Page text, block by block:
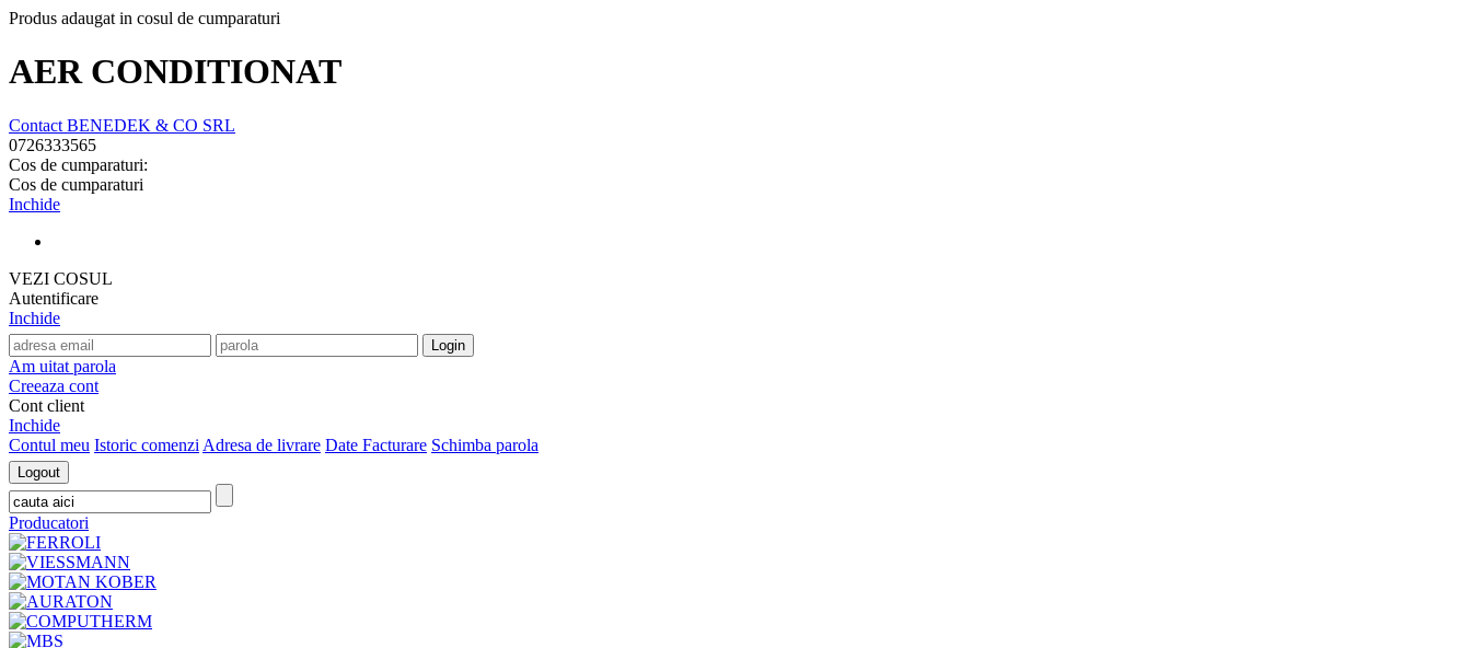
Produs adaugat in cosul de cumparaturi
AER CONDITIONAT
Contact BENEDEK & CO SRL
0726333565
Cos de cumparaturi:
Cos de cumparaturi
Inchide
VEZI COSUL
Autentificare
Inchide
Am uitat parola
Creeaza cont
Cont client
Inchide
Contul meu Istoric comenzi Adresa de livrare Date Facturare Schimba parola
Producatori